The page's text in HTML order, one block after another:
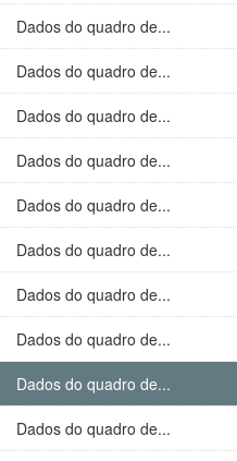
Dados do quadro de...
Dados do quadro de...
Dados do quadro de...
Dados do quadro de...
Dados do quadro de...
Dados do quadro de...
Dados do quadro de...
Dados do quadro de...
Dados do quadro de...
Dados do quadro de...